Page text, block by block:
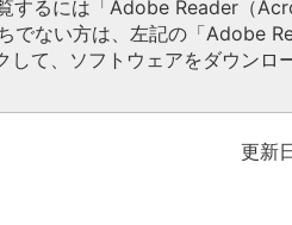
するには「Adobe Reader（
でない方は、左記の「Adobe
て、ソフトウェアをダウンロ
更新